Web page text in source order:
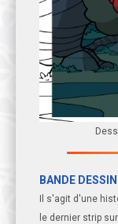
BANDE
Il s'agit d'une
le dernier strip